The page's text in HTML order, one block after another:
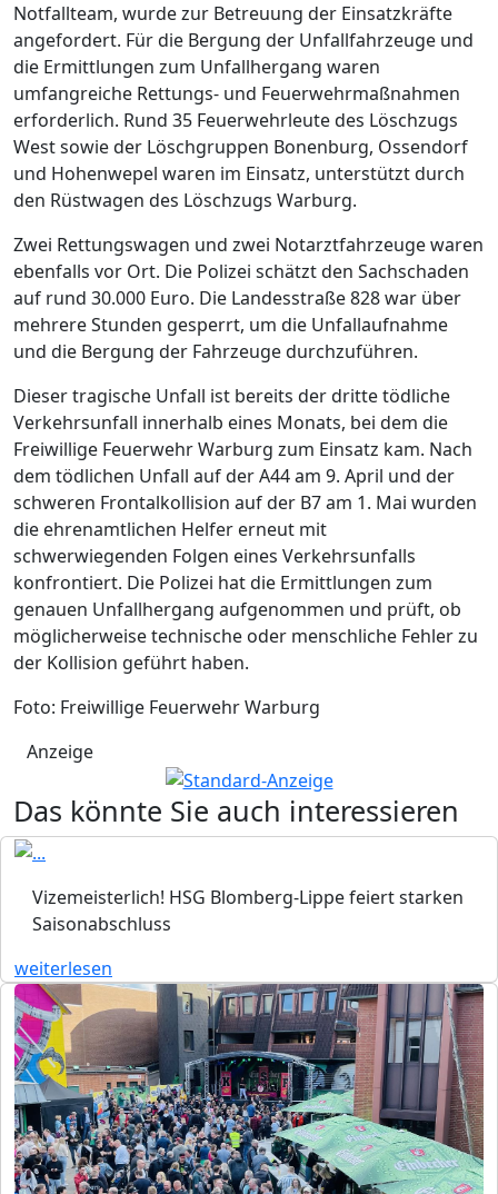
Notfallteam, wurde zur Betreuung der Einsatzkräfte
angefordert. Für die Bergung der Unfallfahrzeuge und
die Ermittlungen zum Unfallhergang waren
umfangreiche Rettungs- und Feuerwehrmaßnahmen
erforderlich. Rund 35 Feuerwehrleute des Löschzugs
West sowie der Löschgruppen Bonenburg, Ossendorf
und Hohenwepel waren im Einsatz, unterstützt durch
den Rüstwagen des Löschzugs Warburg.
Zwei Rettungswagen und zwei Notarztfahrzeuge waren
ebenfalls vor Ort. Die Polizei schätzt den Sachschaden
auf rund 30.000 Euro. Die Landesstraße 828 war über
mehrere Stunden gesperrt, um die Unfallaufnahme
und die Bergung der Fahrzeuge durchzuführen.
Dieser tragische Unfall ist bereits der dritte tödliche
Verkehrsunfall innerhalb eines Monats, bei dem die
Freiwillige Feuerwehr Warburg zum Einsatz kam. Nach
dem tödlichen Unfall auf der A44 am 9. April und der
schweren Frontalkollision auf der B7 am 1. Mai wurden
die ehrenamtlichen Helfer erneut mit
schwerwiegenden Folgen eines Verkehrsunfalls
konfrontiert. Die Polizei hat die Ermittlungen zum
genauen Unfallhergang aufgenommen und prüft, ob
möglicherweise technische oder menschliche Fehler zu
der Kollision geführt haben.
Foto: Freiwillige Feuerwehr Warburg
Anzeige
Das könnte Sie auch interessieren
Vizemeisterlich! HSG Blomberg-Lippe feiert starken
Saisonabschluss
weiterlesen